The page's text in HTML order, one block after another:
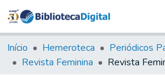
&
Coleções
Tudo na
Início Hemeroteca
Periódicos
Revista Feminina